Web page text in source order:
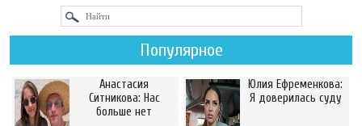
Популярное
Анастасия
Ситникова: Нас
больше нет
Юлия Ефременкова:
Я доверилась суду